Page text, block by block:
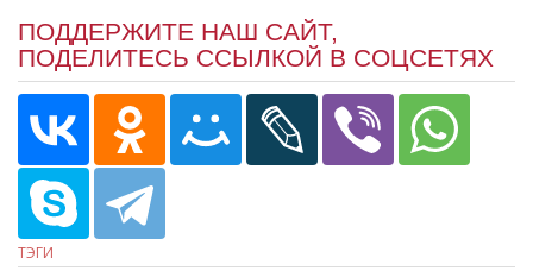
ПОДДЕРЖИТЕ НАШ САЙТ,
ПОДЕЛИТЕСЬ ССЫЛКОЙ В СОЦСЕТЯХ
ТЭГИ